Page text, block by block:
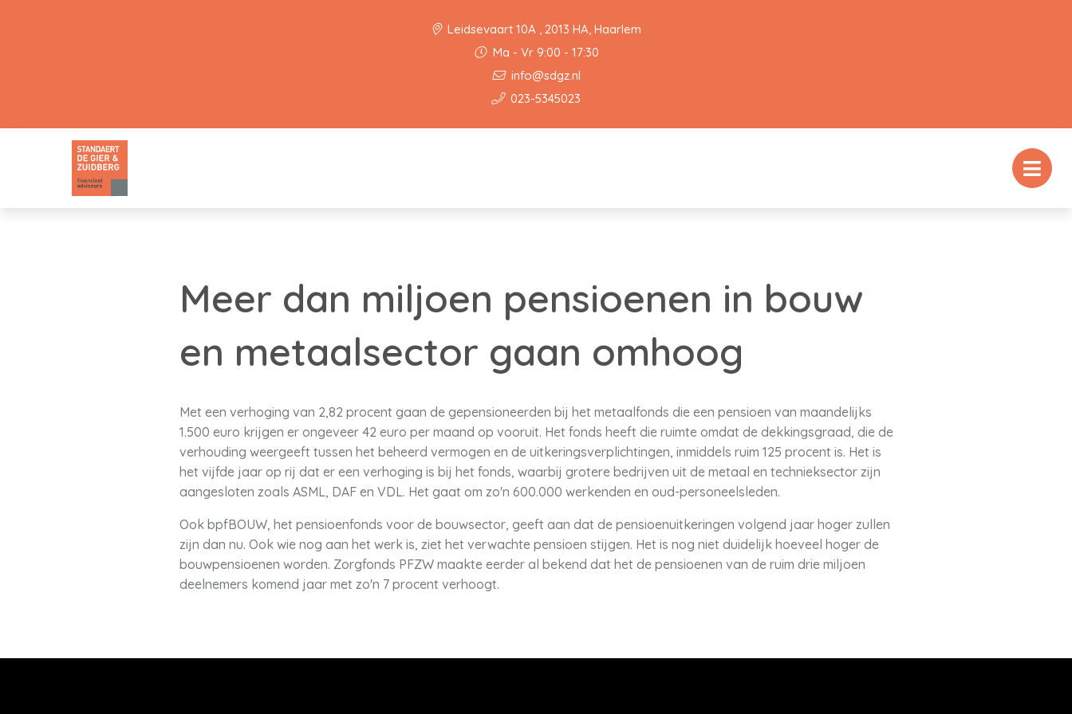
Leidsevaart 10A , 2013 HA, Haarlem
Ma - Vr 9:00 - 17:30
info@sdgz.nl
023-5345023
Meer dan miljoen pensioenen in bouw
en metaalsector gaan omhoog
Met een verhoging van 2,82 procent gaan de gepensioneerden bij het metaalfonds die een pensioen van maandelijks
1.500 euro krijgen er ongeveer 42 euro per maand op vooruit. Het fonds heeft die ruimte omdat de dekkingsgraad, die de
verhouding weergeeft tussen het beheerd vermogen en de uitkeringsverplichtingen, inmiddels ruim 125 procent is. Het is
het vijfde jaar op rij dat er een verhoging is bij het fonds, waarbij grotere bedrijven uit de metaal en technieksector zijn
aangesloten zoals ASML, DAF en VDL. Het gaat om zo'n 600.000 werkenden en oud-personeelsleden.
Ook bpfBOUW, het pensioenfonds voor de bouwsector, geeft aan dat de pensioenuitkeringen volgend jaar hoger zullen
zijn dan nu. Ook wie nog aan het werk is, ziet het verwachte pensioen stijgen. Het is nog niet duidelijk hoeveel hoger de
bouwpensioenen worden. Zorgfonds PFZW maakte eerder al bekend dat het de pensioenen van de ruim drie miljoen
deelnemers komend jaar met zo'n 7 procent verhoogt.